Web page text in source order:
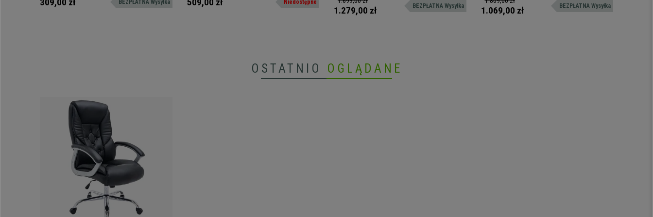
konferencji. Dostępne w wielu kolorach.
BEZPŁATNA Wysyłka
wyposażenia uczelni, sal szkoleniowych, czy
Niedostępne
1.279,00 zł BEZPŁATNA Wysyłka
24/48 godzin
1.069,00 zł BEZPŁATNA Wysyłka
OSTATNIO OGLĄDANE